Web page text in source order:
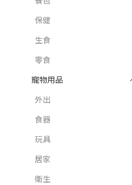
保健
生食
零食
寵物用品
外出
食器
玩具
居家
衛生